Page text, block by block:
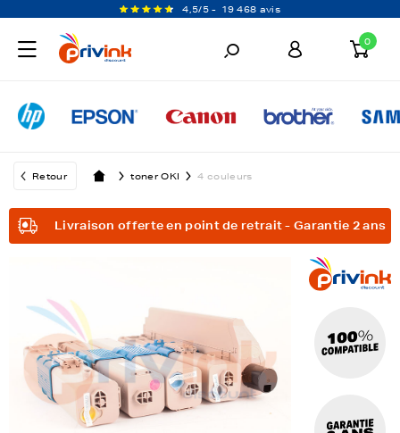
4,5/5 - 19 468 avis
0
Retour toner OKI 4 couleurs
Livraison offerte en point de retrait - Garantie 2 ans